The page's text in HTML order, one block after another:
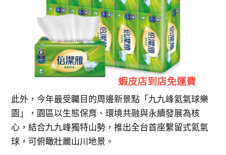
此外，今年最受矚目的周邊新景點「九九峰氦氣球樂
園」，園區以生態保育、環境共融與永續發展為核
心，結合九九峰獨特山勢，推出全台首座繫留式氦氣
球，可俯瞰壯麗山川地景。